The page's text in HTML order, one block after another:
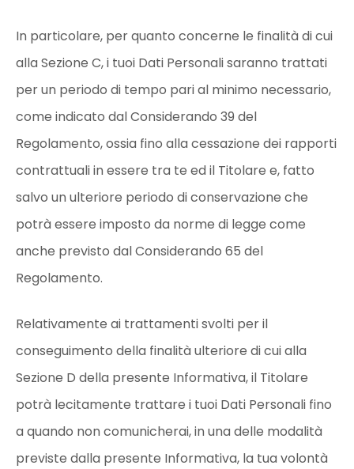
In particolare, per quanto concerne le finalità di cui
alla Sezione C, i tuoi Dati Personali saranno trattati
per un periodo di tempo pari al minimo necessario,
come indicato dal Considerando 39 del
Regolamento, ossia fino alla cessazione dei rapporti
contrattuali in essere tra te ed il Titolare e, fatto
salvo un ulteriore periodo di conservazione che
potrà essere imposto da norme di legge come
anche previsto dal Considerando 65 del
Regolamento.
Relativamente ai trattamenti svolti per il
conseguimento della finalità ulteriore di cui alla
Sezione D della presente Informativa, il Titolare
potrà lecitamente trattare i tuoi Dati Personali fino
a quando non comunicherai, in una delle modalità
previste dalla presente Informativa, la tua volontà